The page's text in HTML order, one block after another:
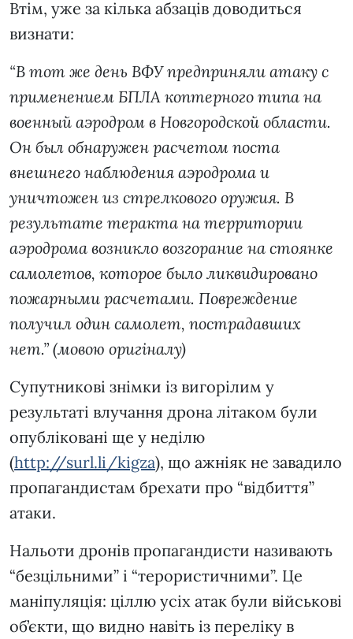
Втім, уже за кілька абзаців доводиться
визнати:
“В тот же день ВФУ предприняли атаку с
применением БПЛА коптерного типа на
военный аэродром в Новгородской области.
Он был обнаружен расчетом поста
внешнего наблюдения аэродрома и
уничтожен из стрелкового оружия. В
результате теракта на территории
аэродрома возникло возгорание на стоянке
самолетов, которое было ликвидировано
пожарными расчетами. Повреждение
получил один самолет, пострадавших
нет.” (мовою оригіналу)
Супутникові знімки із вигорілим у
результаті влучання дрона літаком були
опубліковані ще у неділю
(http://surl.li/kigza), що ажніяк не завадило
пропагандистам брехати про “відбиття”
атаки.
Нальоти дронів пропагандисти називають
“безцільними” і “терористичними”. Це
маніпуляція: ціллю усіх атак були військові
об’єкти, що видно навіть із переліку в